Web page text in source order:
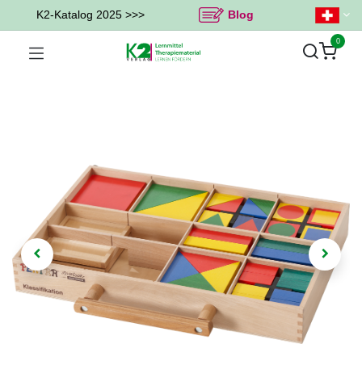
K2-Katalog 2025 >>> Blog
0